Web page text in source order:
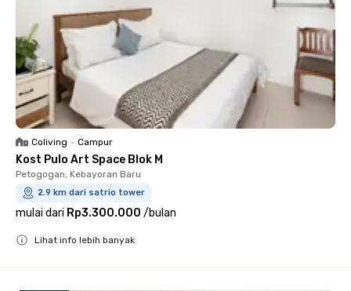
Coliving • Campur
Kost Pulo Art Space Blok M
Petogogan, Kebayoran Baru
2.9 km dari satrio tower
mulai dari Rp3.300.000 /bulan
Lihat info lebih banyak